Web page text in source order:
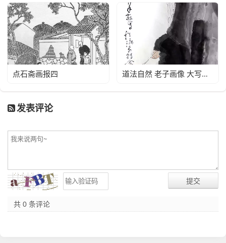
点石斋画报四 道法自然 老子画像 大写意 国画
发表评论
共 0 条评论